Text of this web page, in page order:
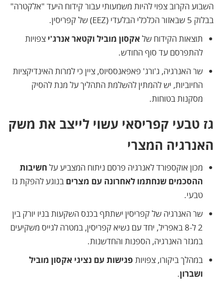
השבוע הקרוב צפוי להיות משמעותי עבור קידוח היעד "אלקטרה"
בבלוק 5 שבאזור הכלכלי הבלעדי (EEZ) של קפריסין.
תוצאות הקידוח של אקסון מוביל וקטאר אנרג'י צפויות
להתפרסם עד סוף החודש.
שר האנרגיה, ג'ורג' פאפאנססיוס, ציין כי למרות האינדיקציות
החיוביות, יש להמתין להשלמת התהליך על מנת להסיק
מסקנות בטוחות.
גז טבעי קפריסאי עשוי לייצב את משק
האנרגיה המצרי
מכון אוקספורד לאנרגיה פרסם ניתוח המצביע על חשיבות
ההסכמים שנחתמו לאחרונה עם מצרים בנוגע להפקת גז
טבעי.
שר האנרגיה של קפריסין ישתתף בכנס השקעות בניו יורק בין
2 ל-8 באפריל, יחד עם נשיא קפריסין, במטרה לגייס משקיעים
במגזר האנרגיה, הספנות והחדשנות.
במהלך ביקורו, צפויות פגישות עם נציגי אקסון מוביל
ושברון.